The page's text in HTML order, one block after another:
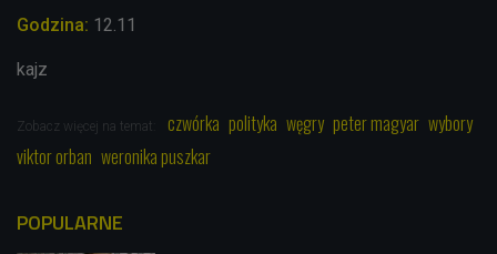
Godzina: 12.11
kajz
Zobacz więcej na temat: czwórka polityka węgry peter magyar wybory
viktor orban weronika puszkar
POPULARNE